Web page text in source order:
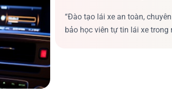
“Đào tạo lái xe an toàn,
bảo học viên tự tin lái xe trong